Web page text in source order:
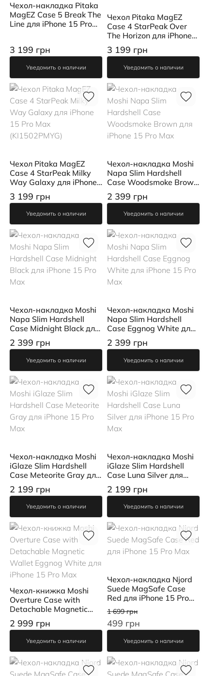
Чехол-накладка Pitaka
MagEZ Case 5 Break The
Line для iPhone 15 Pro
3 199 грн
Уведомить о наличии
Чехол Pitaka MagEZ
Case 4 StarPeak Over
The Horizon для iPhone
15 Pro Max
(KI1502POTH)
3 199 грн
Уведомить о наличии
Чехол Pitaka MagEZ
Case 4 StarPeak Milky
Way Galaxy для iPhone
15 Pro Max
(KI1502PMYG)
3 199 грн
Уведомить о наличии
Чехол-накладка Moshi
Napa Slim Hardshell
Case Woodsmoke Brown
для iPhone 15 Pro Max
2 399 грн
Уведомить о наличии
Чехол-накладка Moshi
Napa Slim Hardshell
Case Midnight Black для
iPhone 15 Pro Max
2 399 грн
Уведомить о наличии
Чехол-накладка Moshi
Napa Slim Hardshell
Case Eggnog White для
iPhone 15 Pro Max
2 399 грн
Уведомить о наличии
Чехол-накладка Moshi
iGlaze Slim Hardshell
Case Meteorite Gray для
iPhone 15 Pro Max
2 199 грн
Уведомить о наличии
Чехол-накладка Moshi
iGlaze Slim Hardshell
Case Luna Silver для
iPhone 15 Pro Max
2 199 грн
Уведомить о наличии
Чехол-книжка Moshi
Overture Case with
Detachable Magnetic
Wallet Eggnog White
для iPhone 15 Pro Max
2 999 грн
Уведомить о наличии
Чехол-накладка Njord
Suede MagSafe Case
Red для iPhone 15 Pro
Max
1 699 грн
499 грн
Уведомить о наличии